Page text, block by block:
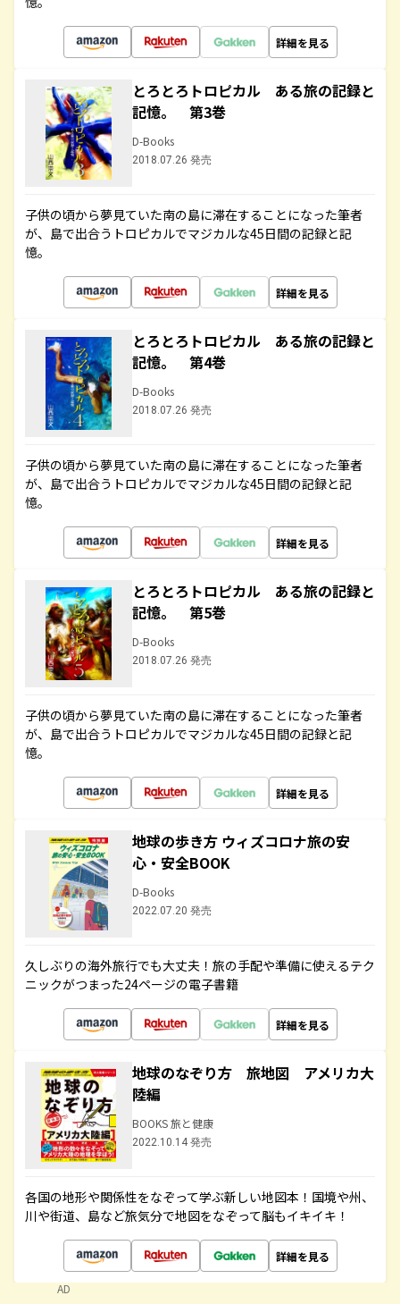
詳細を見る
とろとろトロピカル ある旅の記録と
記憶。 第3巻
D-Books
2018.07.26 発売
子供の頃から夢見ていた南の島に滞在することになった筆者
が、島で出合うトロピカルでマジカルな45日間の記録と記
憶。
詳細を見る
とろとろトロピカル ある旅の記録と
記憶。 第4巻
D-Books
2018.07.26 発売
子供の頃から夢見ていた南の島に滞在することになった筆者
が、島で出合うトロピカルでマジカルな45日間の記録と記
憶。
詳細を見る
とろとろトロピカル ある旅の記録と
記憶。 第5巻
D-Books
2018.07.26 発売
子供の頃から夢見ていた南の島に滞在することになった筆者
が、島で出合うトロピカルでマジカルな45日間の記録と記
憶。
詳細を見る
地球の歩き方 ウィズコロナ旅の安
心・安全BOOK
D-Books
2022.07.20 発売
久しぶりの海外旅行でも大丈夫！旅の手配や準備に使えるテク
ニックがつまった24ページの電子書籍
詳細を見る
地球のなぞり方 旅地図 アメリカ大
陸編
BOOKS 旅と健康
2022.10.14 発売
各国の地形や関係性をなぞって学ぶ新しい地図本！国境や州、
川や街道、島など旅気分で地図をなぞって脳もイキイキ！
詳細を見る
AD